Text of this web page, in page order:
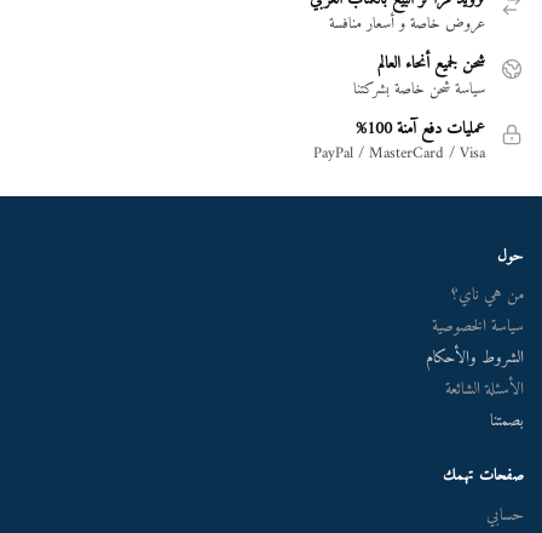
عروض خاصة و أسعار منافسة
شحن لجميع أنحاء العالم
سياسة شحن خاصة بشركتنا
عمليات دفع آمنة 100%
PayPal / MasterCard / Visa
حول
من هي ناي؟
سياسة الخصوصية
الشروط والأحكام
الأسئلة الشائعة
بصمتنا
صفحات تهمك
حسابي